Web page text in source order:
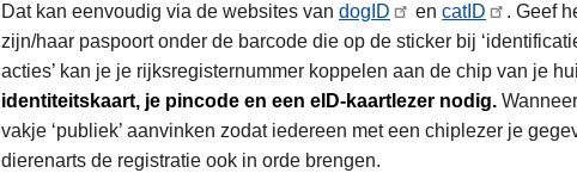
Dat kan eenvoudig via de websites van dogID encatID
. Geef
zijn/haar paspoort onder de barcode die op de sticker bij
acties’ kan je je rijksregisternummer koppelen aan de chip van je
identiteitskaart, je pincode en een eID-kaartlezer nodig.
vakje ‘publiek’ aanvinken zodat iedereen met een chiplezer je
dierenarts de registratie ook in orde brengen.